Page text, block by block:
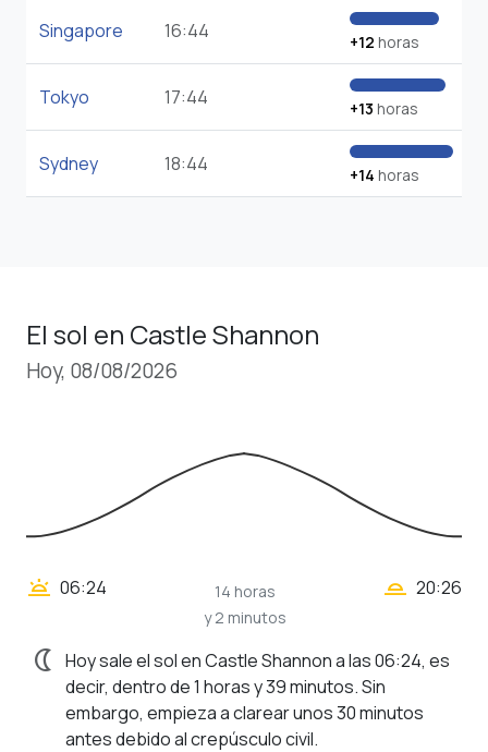
Singapore 16:44 +12 horas
Tokyo 17:44 +13 horas
Sydney 18:44 +14 horas
El sol en Castle Shannon
Hoy, 08/08/2026
wb_twilight 06:24
14 horas
y 2 minutos
wb_twilight_2 20:26
nightlight Hoy sale el sol en Castle Shannon a las 06:24, es
decir, dentro de 1 horas y 39 minutos. Sin
embargo, empieza a clarear unos 30 minutos
antes debido al crepúsculo civil.